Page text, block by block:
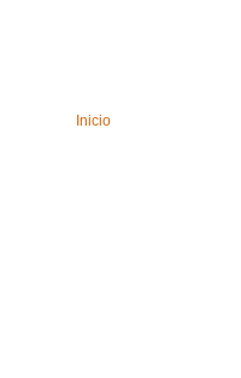
Inicio